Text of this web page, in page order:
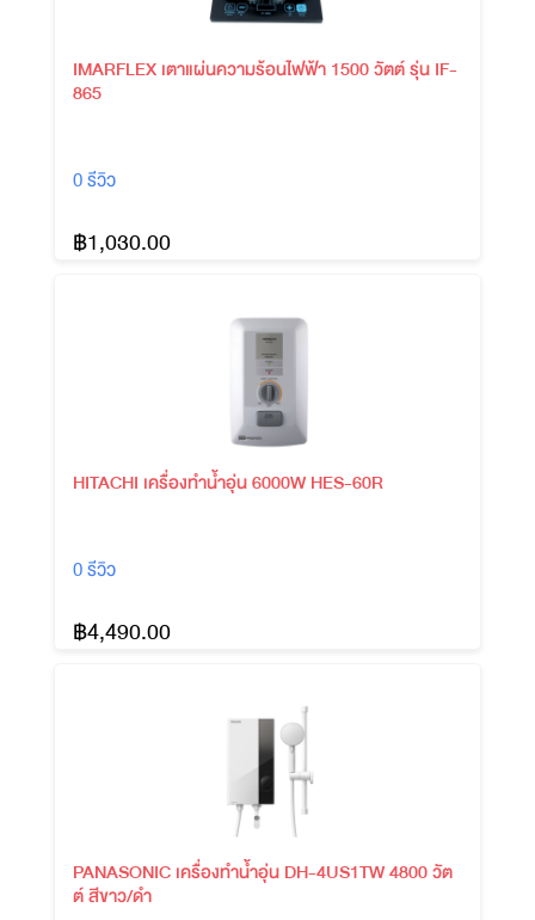
IMARFLEX เตาแผ่นความร้อนไฟฟ้า 1500 วัตต์ รุ่น IF-
865
0 รีวิว
฿1,030.00
HITACHI เครื่องทำน้ำอุ่น 6000W HES-60R
0 รีวิว
฿4,490.00
PANASONIC เครื่องทำน้ำอุ่น DH-4US1TW 4800 วัต
ต์ สีขาว/ดำ